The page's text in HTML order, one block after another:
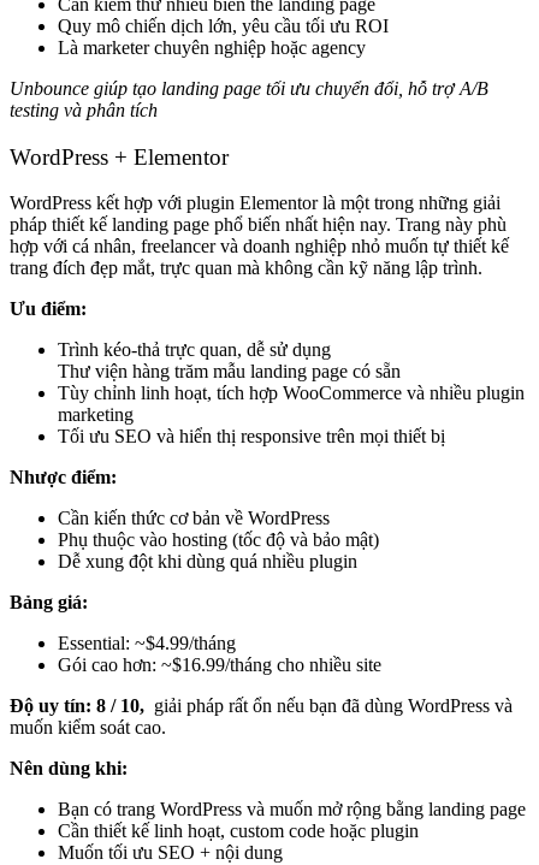
Cần kiểm thử nhiều biến thể landing page
Quy mô chiến dịch lớn, yêu cầu tối ưu ROI
Là marketer chuyên nghiệp hoặc agency
Unbounce giúp tạo landing page tối ưu chuyển đổi, hỗ trợ A/B
testing và phân tích
WordPress + Elementor
WordPress kết hợp với plugin Elementor là một trong những giải
pháp thiết kế landing page phổ biến nhất hiện nay. Trang này phù
hợp với cá nhân, freelancer và doanh nghiệp nhỏ muốn tự thiết kế
trang đích đẹp mắt, trực quan mà không cần kỹ năng lập trình.
Ưu điểm:
Trình kéo-thả trực quan, dễ sử dụng
Thư viện hàng trăm mẫu landing page có sẵn
Tùy chỉnh linh hoạt, tích hợp WooCommerce và nhiều plugin
marketing
Tối ưu SEO và hiển thị responsive trên mọi thiết bị
Nhược điểm:
Cần kiến thức cơ bản về WordPress
Phụ thuộc vào hosting (tốc độ và bảo mật)
Dễ xung đột khi dùng quá nhiều plugin
Bảng giá:
Essential: ~$4.99/tháng
Gói cao hơn: ~$16.99/tháng cho nhiều site
Độ uy tín: 8 / 10, giải pháp rất ổn nếu bạn đã dùng WordPress và
muốn kiểm soát cao.
Nên dùng khi:
Bạn có trang WordPress và muốn mở rộng bằng landing page
Cần thiết kế linh hoạt, custom code hoặc plugin
Muốn tối ưu SEO + nội dung